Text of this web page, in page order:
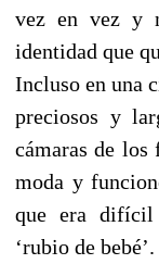
vez en vez y
identidad que
Incluso en una
preciosos y
cámaras de los
moda y
que era difícil
‘rubio de bebé’.